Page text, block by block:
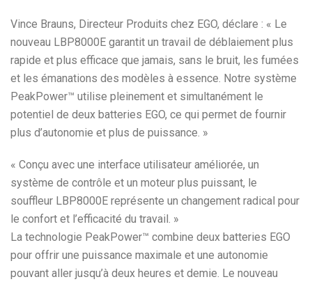
Vince Brauns, Directeur Produits chez EGO, déclare : « Le
nouveau LBP8000E garantit un travail de déblaiement plus
rapide et plus efficace que jamais, sans le bruit, les fumées
et les émanations des modèles à essence. Notre système
PeakPower™ utilise pleinement et simultanément le
potentiel de deux batteries EGO, ce qui permet de fournir
plus d’autonomie et plus de puissance. »
« Conçu avec une interface utilisateur améliorée, un
système de contrôle et un moteur plus puissant, le
souffleur LBP8000E représente un changement radical pour
le confort et l’efficacité du travail. »
La technologie PeakPower™ combine deux batteries EGO
pour offrir une puissance maximale et une autonomie
pouvant aller jusqu’à deux heures et demie. Le nouveau